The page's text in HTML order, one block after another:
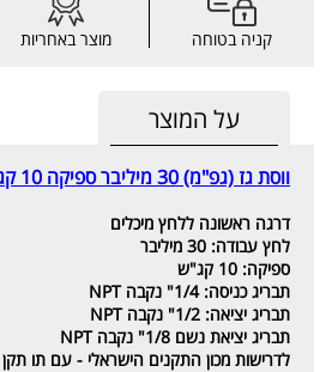
קניה בטוחה מוצר באחריות
על המוצר
ווסת גז (גפ"מ) 30 מיליבר ספיקה 10 קג"ש
דרגה ראשונה ללחץ מיכלים
לחץ עבודה: 30 מיליבר
ספיקה: 10 קג"ש
תבריג כניסה: 1/4" נקבה NPT
תבריג יציאה: 1/2" נקבה NPT
תבריג יציאת נשם 1/8" נקבה NPT
לדרישות מכון התקנים הישראלי - עם תו תקן